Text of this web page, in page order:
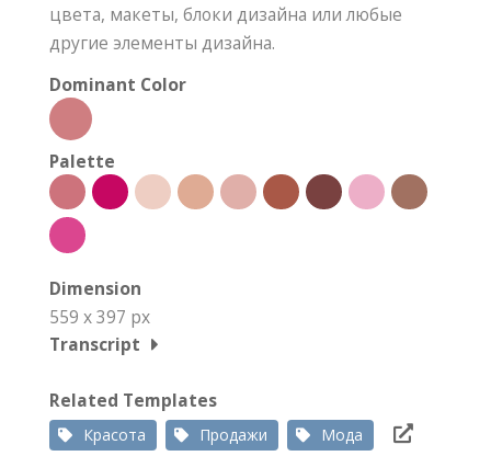
цвета, макеты, блоки дизайна или любые
другие элементы дизайна.
Dominant Color
Palette
Dimension
559 x 397 px
Transcript
Related Templates
Красота Продажи Мода